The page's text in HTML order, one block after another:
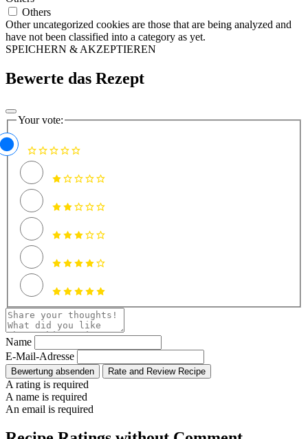
Others
Other uncategorized cookies are those that are being analyzed and
have not been classified into a category as yet.
SPEICHERN & AKZEPTIEREN
Bewerte das Rezept
Your vote:
Name
E-Mail-Adresse
Bewertung absenden Rate and Review Recipe
A rating is required
A name is required
An email is required